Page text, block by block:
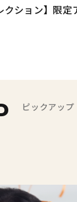
クション】限定
ピックアップ